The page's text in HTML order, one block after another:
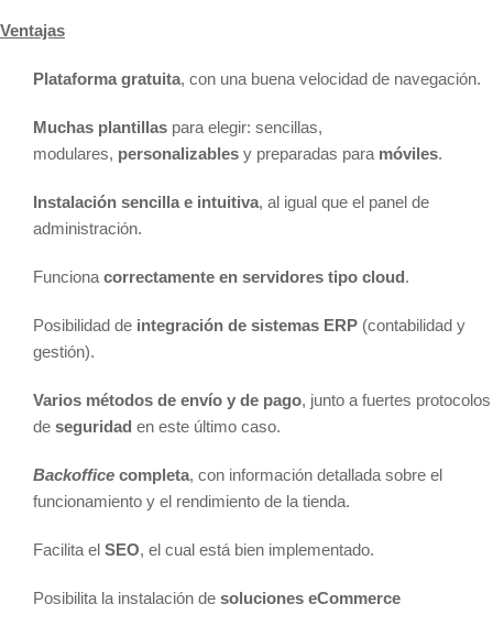
Ventajas
Plataforma gratuita, con una buena velocidad de navegación.
Muchas plantillas para elegir: sencillas,
modulares, personalizables y preparadas para móviles.
Instalación sencilla e intuitiva, al igual que el panel de
administración.
Funciona correctamente en servidores tipo cloud.
Posibilidad de integración de sistemas ERP (contabilidad y
gestión).
Varios métodos de envío y de pago, junto a fuertes protocolos
de seguridad en este último caso.
Backoffice completa, con información detallada sobre el
funcionamiento y el rendimiento de la tienda.
Facilita el SEO, el cual está bien implementado.
Posibilita la instalación de soluciones eCommerce